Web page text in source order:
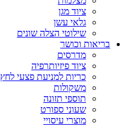
ציוד מגן
גלאי עשן
שילוטי הצלה שונים
בריאות וכושר
מדרסים
ציוד פיזיותרפיה
כריות למניעת פצעי לחץ
משקולות
תוספי תזונה
שעוני ספורט
מוצרי עיסויי